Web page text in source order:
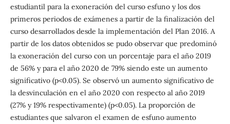
estudiantil para la exoneración del curso esfuno y los dos
primeros periodos de exámenes a partir de la finalización del
curso desarrollados desde la implementación del Plan 2016. A
partir de los datos obtenidos se pudo observar que predominó
la exoneración del curso con un porcentaje para el año 2019
de 56% y para el año 2020 de 79% siendo este un aumento
significativo (p<0.05). Se observó un aumento significativo de
la desvinculación en el año 2020 con respecto al año 2019
(27% y 19% respectivamente) (p<0.05). La proporción de
estudiantes que salvaron el examen de esfuno aumento